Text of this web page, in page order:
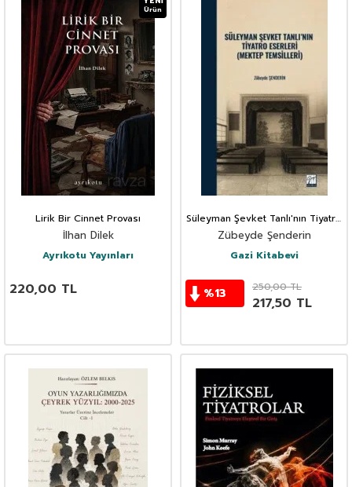
Ürün
Lirik Bir Cinnet Provası
İlhan Dilek
Ayrıkotu Yayınları
220,00 TL
Süleyman Şevket Tanlı'nın Tiyatro
Eserleri (Mektep Temsilleri)
Zübeyde Şenderin
Gazi Kitabevi
%13 250,00TL
217,50 TL